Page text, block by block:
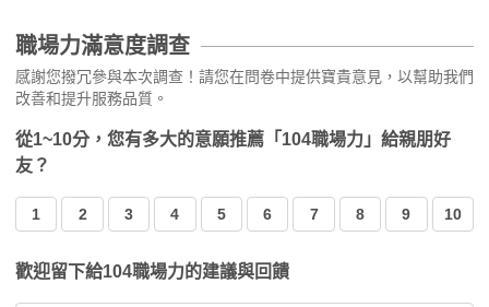
職場力滿意度調查
感謝您撥冗參與本次調查！請您在問卷中提供寶貴意見，以幫助我們
改善和提升服務品質。
從1~10分，您有多大的意願推薦「104職場力」給親朋好
友？
1 2 3 4 5 6 7 8 9 10
歡迎留下給104職場力的建議與回饋